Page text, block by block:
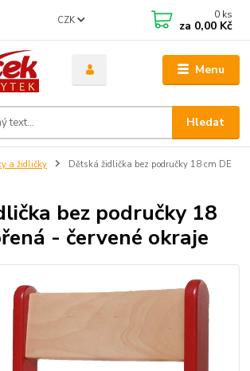
Menu
CZK
Hledat
0 ks
za 0,00 Kč
a židličky
Dětská židlička bez područky 18 cm DE
bez područky 18
- červené okraje